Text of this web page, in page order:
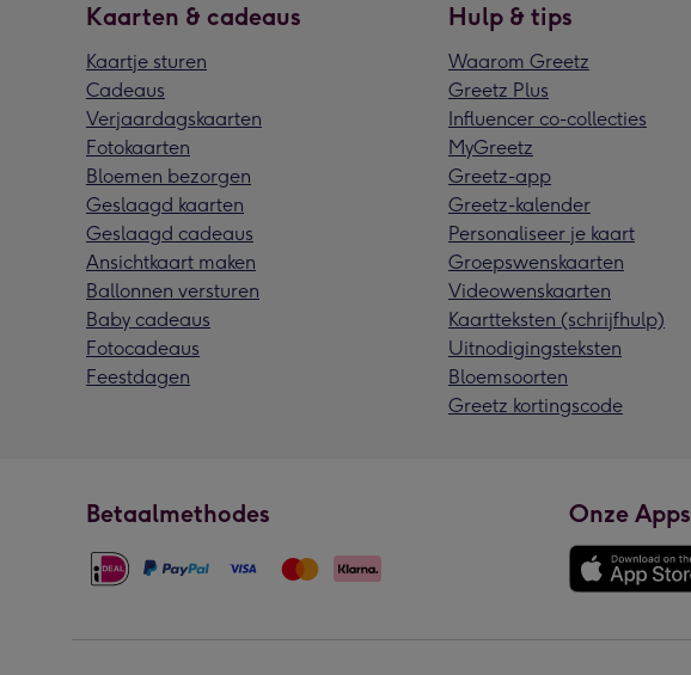
Kaarten & cadeaus
Kaartje sturen
Cadeaus
Verjaardagskaarten
Fotokaarten
Bloemen bezorgen
Geslaagd kaarten
Geslaagd cadeaus
Ansichtkaart maken
Ballonnen versturen
Baby cadeaus
Fotocadeaus
Feestdagen
Hulp & tips
Waarom Greetz
Greetz Plus
Influencer co-collecties
MyGreetz
Greetz-app
Greetz-kalender
Personaliseer je kaart
Groepswenskaarten
Videowenskaarten
Kaartteksten (schrijfhulp)
Uitnodigingsteksten
Bloemsoorten
Greetz kortingscode
Betaalmethodes Onze Apps